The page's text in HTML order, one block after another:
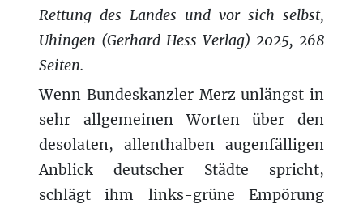
Rettung des Landes und vor sich selbst,
Uhingen (Gerhard Hess Verlag) 2025, 268
Seiten.
Wenn Bundeskanzler Merz unlängst in
sehr allgemeinen Worten über den
desolaten, allenthalben augenfälligen
Anblick deutscher Städte spricht,
schlägt ihm links-grüne Empörung